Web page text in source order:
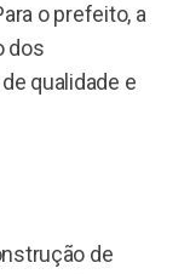
o prefeito, a
dos
qualidade e
de